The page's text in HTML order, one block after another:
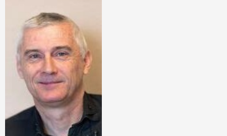
Didier
Goguenheim
Trésorier de
l'incubateur
Directeur général
de TVT Innovation